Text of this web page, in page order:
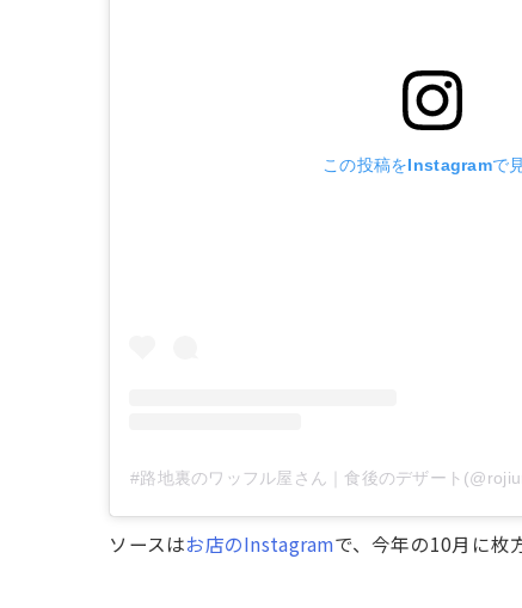
この投稿をInstagramで
#路地裏のワッフル屋さん｜食後のデザート
ソースはお店のInstagramで、今年の10月に枚